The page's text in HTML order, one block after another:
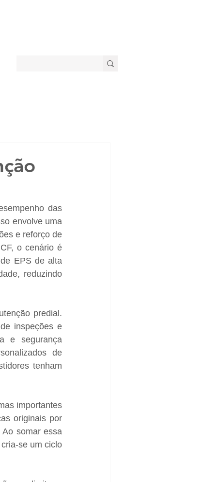
das
envolve uma
e reforço de
o cenário é
EPS de alta
reduzindo
predial.
inspeções e
e segurança
de
tenham
importantes
originais por
somar essa
se um ciclo